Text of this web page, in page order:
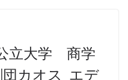
立大学 商学
団カオス エデ